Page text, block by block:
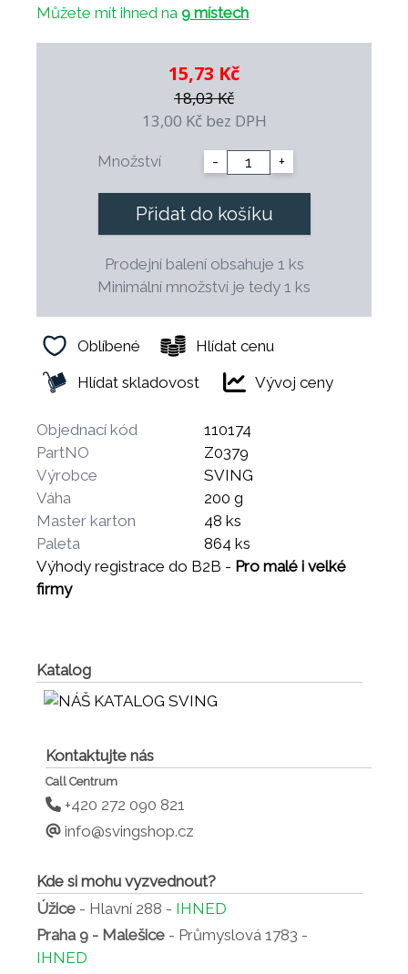
Můžete mít ihned na 9 místech
15,73 Kč
18,03 Kč
13,00 Kč bez DPH
Množství - +
Přidat do košíku
Prodejní balení obsahuje 1 ks
Minimální množství je tedy 1 ks
Oblíbené
Hlídat cenu
Hlídat skladovost
Vývoj ceny
Objednací kód
110174
PartNO
Z0379
Výrobce
SVING
Váha
200 g
Master karton
48 ks
Paleta
864 ks
Výhody registrace do B2B - Pro malé i velké
firmy
Katalog
Kontaktujte nás
Call Centrum
+420 272 090 821
info@svingshop.cz
Kde si mohu vyzvednout?
Úžice - Hlavní 288 - IHNED
Praha 9 - Malešice - Průmyslová 1783 -
IHNED